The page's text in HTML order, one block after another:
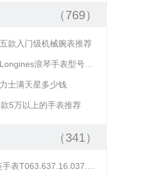
（769）
款入门级机械腕表推荐
士满天星多少钱
5万以上的手表推荐
（341）